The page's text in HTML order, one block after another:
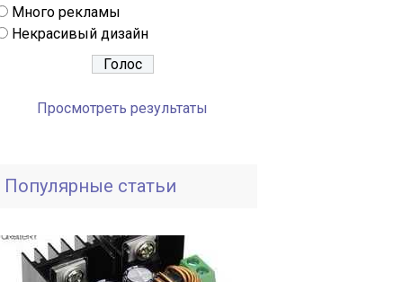
Много рекламы
Некрасивый дизайн
Просмотреть результаты
Популярные статьи